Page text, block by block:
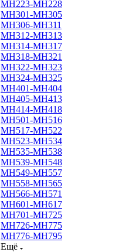
МН223-МН228
МН301-МН305
МН306-МН311
МН312-МН313
МН314-МН317
МН318-МН321
МН322-МН323
МН324-МН325
МН401-МН404
МН405-МН413
МН414-МН418
МН501-МН516
МН517-МН522
МН523-МН534
МН535-МН538
МН539-МН548
МН549-МН557
МН558-МН565
МН566-МН571
МН601-МН617
МН701-МН725
МН726-МН775
МН776-МН795
Ещё